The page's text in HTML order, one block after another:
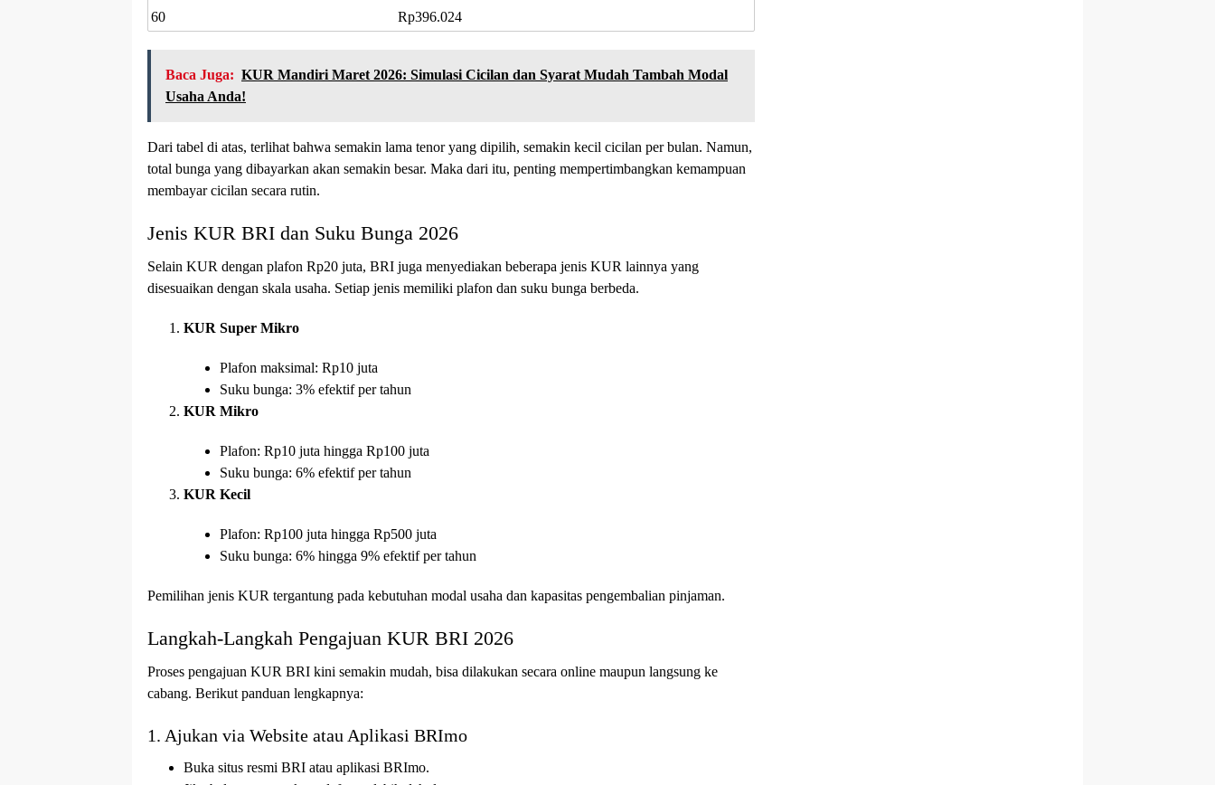
60
Rp396.024
Baca Juga: KUR Mandiri Maret 2026: Simulasi Cicilan dan Syarat Mudah Tambah Modal
Usaha Anda!
Dari tabel di atas, terlihat bahwa semakin lama tenor yang dipilih, semakin kecil cicilan per bulan. Namun,
total bunga yang dibayarkan akan semakin besar. Maka dari itu, penting mempertimbangkan kemampuan
membayar cicilan secara rutin.
Jenis KUR BRI dan Suku Bunga 2026
Selain KUR dengan plafon Rp20 juta, BRI juga menyediakan beberapa jenis KUR lainnya yang
disesuaikan dengan skala usaha. Setiap jenis memiliki plafon dan suku bunga berbeda.
KUR Super Mikro
Plafon maksimal: Rp10 juta
Suku bunga: 3% efektif per tahun
KUR Mikro
Plafon: Rp10 juta hingga Rp100 juta
Suku bunga: 6% efektif per tahun
KUR Kecil
Plafon: Rp100 juta hingga Rp500 juta
Suku bunga: 6% hingga 9% efektif per tahun
Pemilihan jenis KUR tergantung pada kebutuhan modal usaha dan kapasitas pengembalian pinjaman.
Langkah-Langkah Pengajuan KUR BRI 2026
Proses pengajuan KUR BRI kini semakin mudah, bisa dilakukan secara online maupun langsung ke
cabang. Berikut panduan lengkapnya:
1. Ajukan via Website atau Aplikasi BRImo
Buka situs resmi BRI atau aplikasi BRImo.